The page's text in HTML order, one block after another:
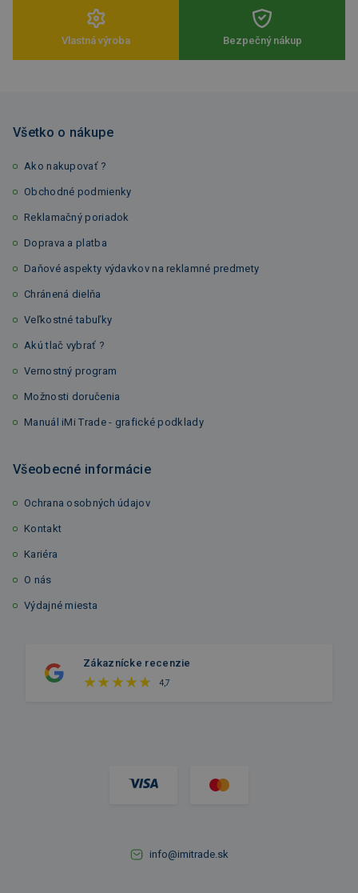
Vlastná výroba Bezpečný nákup
Všetko o nákupe
Ako nakupovať ?
Obchodné podmienky
Reklamačný poriadok
Doprava a platba
Daňové aspekty výdavkov na reklamné predmety
Chránená dielňa
Veľkostné tabuľky
Akú tlač vybrať ?
Vernostný program
Možnosti doručenia
Manuál iMi Trade - grafické podklady
Všeobecné informácie
Ochrana osobných údajov
Kontakt
Kariéra
O nás
Výdajné miesta
Zákaznícke recenzie
4,7
info@imitrade.sk